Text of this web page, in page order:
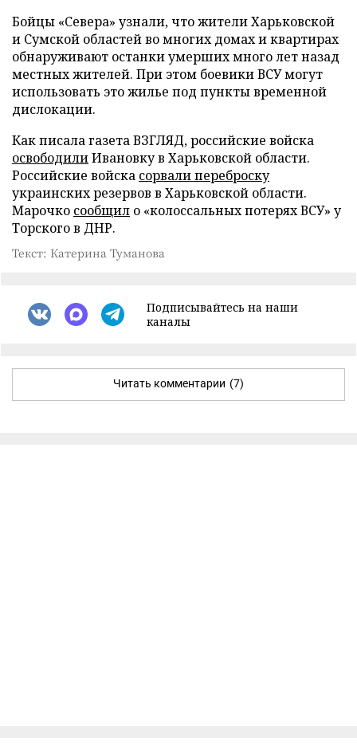
Бойцы «Севера» узнали, что жители Харьковской
и Сумской областей во многих домах и квартирах
обнаруживают останки умерших много лет назад
местных жителей. При этом боевики ВСУ могут
использовать это жилье под пункты временной
дислокации.
Как писала газета ВЗГЛЯД, российские войска
освободилиИвановку в Харьковской области.
Российские войска сорвали переброску
украинских резервов в Харьковской области.
Марочко сообщил о «колоссальных потерях ВСУ» у
Торского в ДНР.
Текст: Катерина Туманова
Подписывайтесь на наши
каналы
Читать комментарии (7)